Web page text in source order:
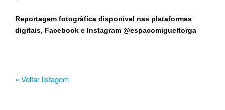
Reportagem fotográfica disponível nas plataformas
digitais, Facebook e Instagram @espacomigueltorga​
» Voltar listagem